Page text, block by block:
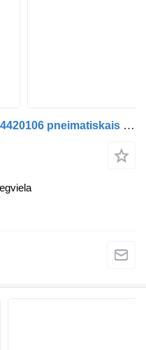
WABCO Premium (01.96-) 4124420106 pneimatiskais kompresors paredzēts Renault Premium, Premium 2 (1996-2014) vilcēja